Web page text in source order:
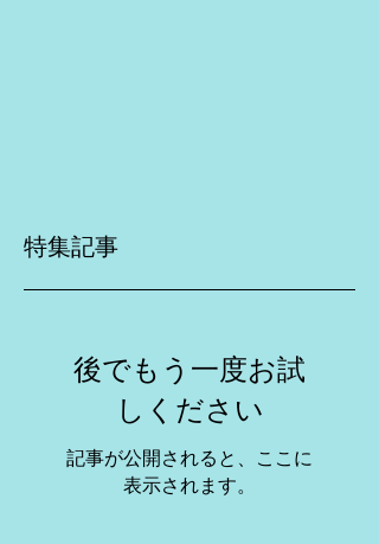
特集記事
後でもう一度お試
しください
記事が公開されると、ここに
表示されます。